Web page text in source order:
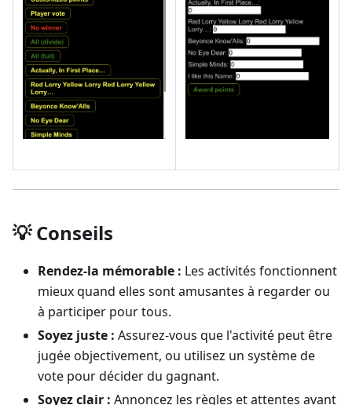
💡 Conseils
Rendez-la mémorable : Les activités fonctionnent
mieux quand elles sont amusantes à regarder ou
à participer pour tous.
Soyez juste : Assurez-vous que l'activité peut être
jugée objectivement, ou utilisez un système de
vote pour décider du gagnant.
Soyez clair : Annoncez les règles et attentes avant